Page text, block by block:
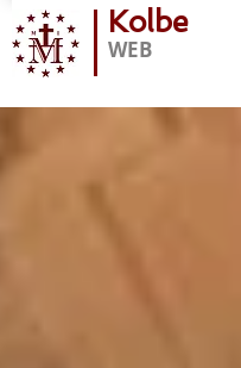
Kolbe
WEB